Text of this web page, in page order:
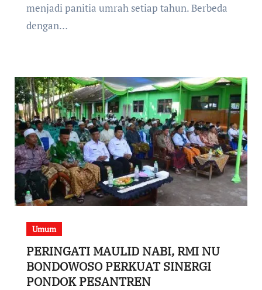
menjadi panitia umrah setiap tahun. Berbeda
dengan…
Umum
PERINGATI MAULID NABI, RMI NU
BONDOWOSO PERKUAT SINERGI
PONDOK PESANTREN